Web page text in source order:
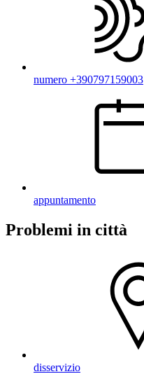
numero +390797159003
appuntamento
Problemi in città
disservizio